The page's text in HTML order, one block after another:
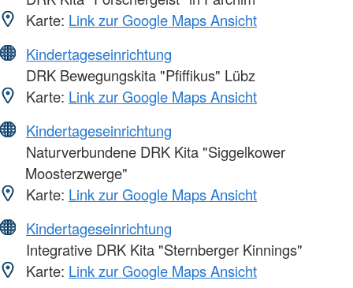
Karte: Link zur Google Maps Ansicht
Kindertageseinrichtung
DRK Bewegungskita "Pfiffikus" Lübz
Karte: Link zur Google Maps Ansicht
Kindertageseinrichtung
Naturverbundene DRK Kita "Siggelkower
Moosterzwerge"
Karte: Link zur Google Maps Ansicht
Kindertageseinrichtung
Integrative DRK Kita "Sternberger Kinnings"
Karte: Link zur Google Maps Ansicht